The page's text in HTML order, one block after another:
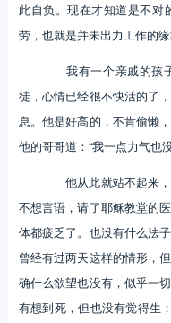
此自负。现在才知道是不对
劳，也就是并未出力工作的缘
我有一个亲戚的孩子
徒，心情已经很不快活的了
息。他是好高的，不肯偷懒
他的哥哥道：“我一点力气也
他从此就站不起来，
不想言语，请了耶稣教堂的
体都疲乏了。也没有什么法
曾经有过两天这样的情形，
确什么欲望也没有，似乎一
有想到死，但也没有觉得生